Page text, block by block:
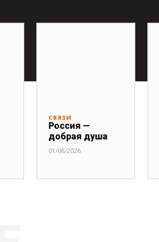
СВЯЗИ
Россия —
добрая душа
01/08/2026